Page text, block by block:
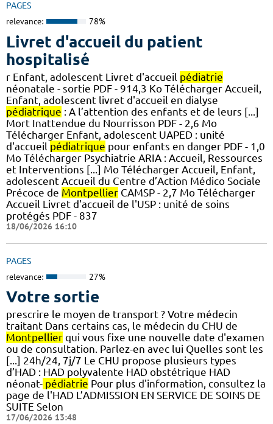
PAGES
relevance: 78%
Livret d'accueil du patient
hospitalisé
r Enfant, adolescent Livret d'accueil pédiatrie
néonatale - sortie PDF - 914,3 Ko Télécharger Accueil,
Enfant, adolescent livret d'accueil en dialyse
pédiatrique : A l’attention des enfants et de leurs [...]
Mort Inattendue du Nourrisson PDF - 2,6 Mo
Télécharger Enfant, adolescent UAPED : unité
d'accueil pédiatrique pour enfants en danger PDF - 1,0
Mo Télécharger Psychiatrie ARIA : Accueil, Ressources
et Interventions [...] Mo Télécharger Accueil, Enfant,
adolescent Accueil du Centre d’Action Médico Sociale
Précoce de Montpellier CAMSP - 2,7 Mo Télécharger
Accueil Livret d'accueil de l'USP : unité de soins
protégés PDF - 837
18/06/2026 16:10
PAGES
relevance: 27%
Votre sortie
prescrire le moyen de transport ? Votre médecin
traitant Dans certains cas, le médecin du CHU de
Montpellier qui vous fixe une nouvelle date d'examen
ou de consultation. Parlez-en avec lui Quelles sont les
[...] 24h/24, 7j/7 Le CHU propose plusieurs types
d’HAD : HAD polyvalente HAD obstétrique HAD
néonat- pédiatrie Pour plus d'information, consultez la
page de l'HAD L’ADMISSION EN SERVICE DE SOINS DE
SUITE Selon
17/06/2026 13:48